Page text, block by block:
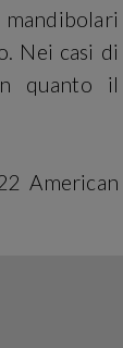
Nei casi di
quanto il
American